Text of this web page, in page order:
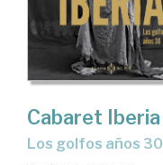
Cabaret Iberia
Los golfos años 30